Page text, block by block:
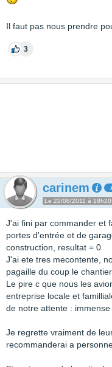
Il faut pas nous prendre
3
carinem
Le 22/08/2011 à 18h20
J'ai fini par commander et
portes d'entrée et de
construction, resultat = 0
J'ai ete tres mecontente,
pagaille du coup le
Le pire c que nous les
entreprise locale et
de notre attente : immense
Je regrette vraiment de
recommanderai a